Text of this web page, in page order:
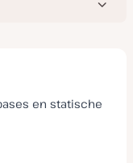
en statische